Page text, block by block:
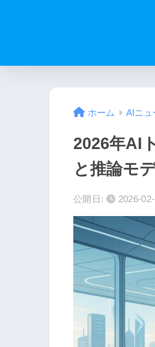
ホーム AIニュ
2026年AI
と推論モ
公開日: 2026-